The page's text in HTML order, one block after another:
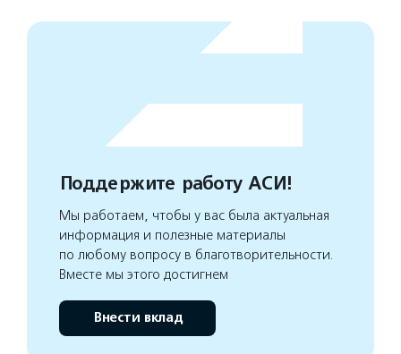
Поддержите работу АСИ!
Мы работаем, чтобы у вас была актуальная
информация и полезные материалы
по любому вопросу в благотворительности.
Вместе мы этого достигнем
Внести вклад